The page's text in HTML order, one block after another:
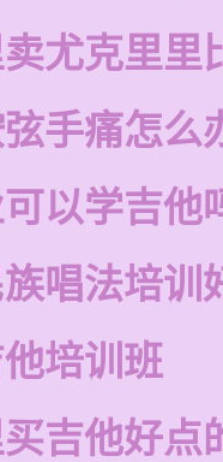
尤克里里
手痛怎么
以学吉他
唱法培训
培训班
吉他好点